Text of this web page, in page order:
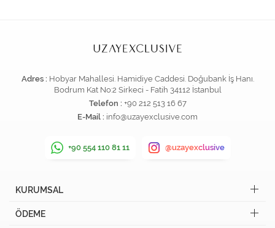
Adres : Hobyar Mahallesi. Hamidiye Caddesi. Doğubank İş Hanı.
Bodrum Kat No:2 Sirkeci - Fatih 34112 İstanbul
Telefon : +90 212 513 16 67
E-Mail : info@uzayexclusive.com
+90 554 110 81 11 @uzayexclusive
KURUMSAL
ÖDEME